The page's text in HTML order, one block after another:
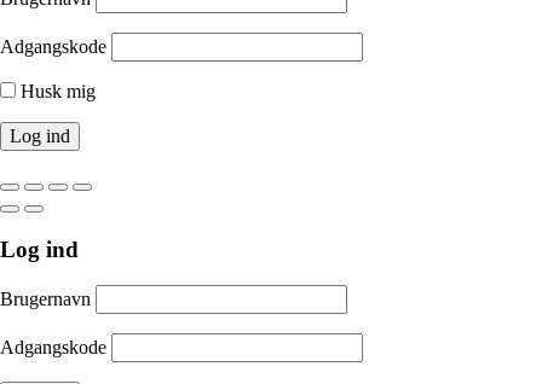
Adgangskode
Husk mig
Log ind
Brugernavn
Adgangskode